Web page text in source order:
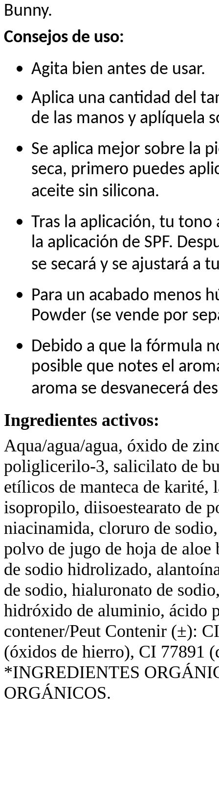
Bunny.
Consejos de uso:
Agita bien antes de usar.
Aplica una cantidad del
de las manos y aplíquela
Se aplica mejor sobre la
seca, primero puedes
aceite sin silicona.
Tras la aplicación, tu
la aplicación de SPF.
se secará y se ajustará a
Para un acabado menos
Powder (se vende por
Debido a que la fórmula
posible que notes el
aroma se desvanecerá
Ingredientes activos:
Aqua/agua/agua, óxido de
poliglicerilo-3, salicilato de
etílicos de manteca de karité,
isopropilo, diisoestearato de
niacinamida, cloruro de
polvo de jugo de hoja de
de sodio hidrolizado,
de sodio, hialuronato de
hidróxido de aluminio, ácido
contener/Peut Contenir (±):
(óxidos de hierro), CI 77891
*INGREDIENTES
ORGÁNICOS.